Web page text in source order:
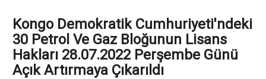
Kongo Demokratik Cumhuriyeti'ndeki
30 Petrol Ve Gaz Bloğunun Lisans
Hakları 28.07.2022 Perşembe Günü
Açık Artırmaya Çıkarıldı